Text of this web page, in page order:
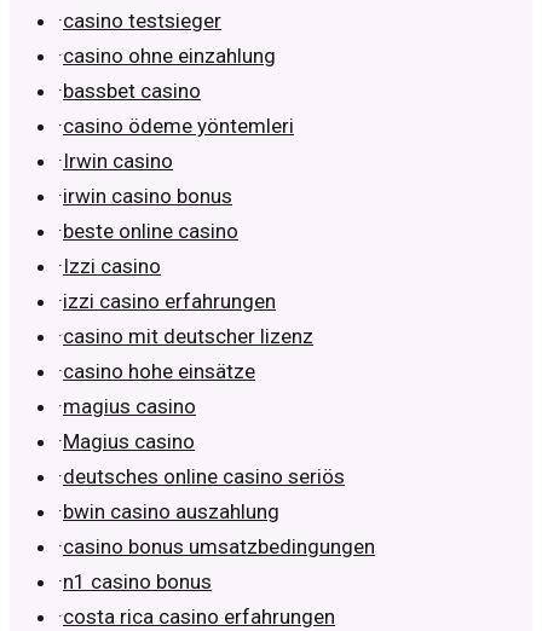
·casino testsieger
·casino ohne einzahlung
·bassbet casino
·casino ödeme yöntemleri
·Irwin casino
·irwin casino bonus
·beste online casino
·Izzi casino
·izzi casino erfahrungen
·casino mit deutscher lizenz
·casino hohe einsätze
·magius casino
·Magius casino
·deutsches online casino seriös
·bwin casino auszahlung
·casino bonus umsatzbedingungen
·n1 casino bonus
·costa rica casino erfahrungen